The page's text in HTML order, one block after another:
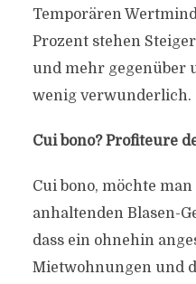
Temporären
Prozent stehen
und mehr gegenüber
wenig verwunderlich.
Cui bono? Profiteure
Cui bono, möchte
anhaltenden Blasen-
dass ein ohnehin
Mietwohnungen und